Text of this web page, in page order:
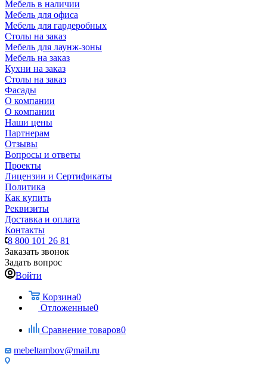
Мебель в наличии
Мебель для офиса
Мебель для гардеробных
Столы на заказ
Мебель для лаунж-зоны
Мебель на заказ
Кухни на заказ
Столы на заказ
Фасады
О компании
О компании
Наши цены
Партнерам
Отзывы
Вопросы и ответы
Проекты
Лицензии и Сертификаты
Политика
Как купить
Реквизиты
Доставка и оплата
Контакты
8 800 101 26 81
Заказать звонок
Задать вопрос
Войти
Корзина0
Отложенные0
Сравнение товаров0
mebeltambov@mail.ru